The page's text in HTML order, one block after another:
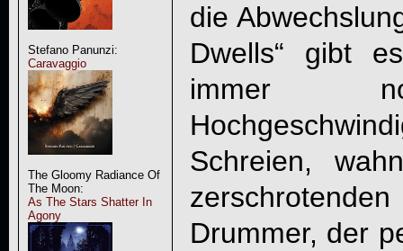
Stefano Panunzi:
Caravaggio
The Gloomy Radiance Of
The Moon:
As The Stars Shatter In
Agony
die
Dwells“ gibt
immer
Schreien,
Drummer, der